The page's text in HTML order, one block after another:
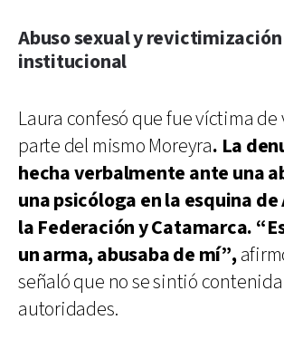
Abuso sexual y revictimización
institucional
Laura confesó que fue víctima
parte del mismo Moreyra. La
hecha verbalmente ante una
una psicóloga en la esquina
la Federación y Catamarca.
un arma, abusaba de mí”,
señaló que no se sintió
autoridades.